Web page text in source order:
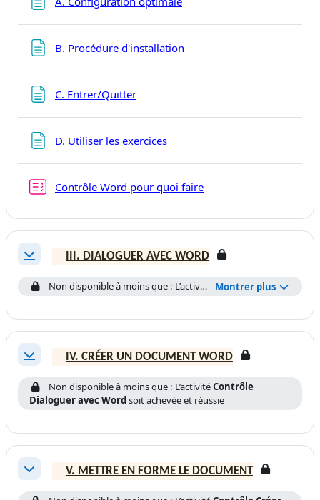
B. Procédure d'installation
C. Entrer/QuitterPage
D. Utiliser les exercicesPage
Contrôle Word pour quoi faireTest
Replier III. DIALOGUER AVEC WORD
Montrer plus
Non disponible à moins que : L’activité Contrôle Word pour
Replier IV. CRÉER UN DOCUMENT WORD
Non disponible à moins que : L’activitéContrôle
Dialoguer avec Word soit achevée et réussie
Replier V. METTRE EN FORME LE DOCUMENT